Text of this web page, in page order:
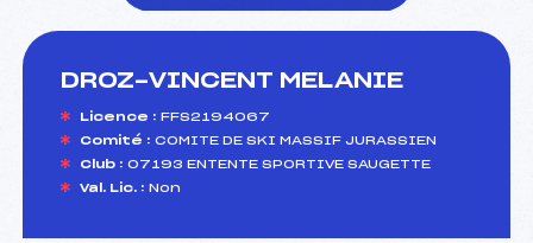
DROZ-VINCENT MELANIE
Licence : FFS2194067
Comité : COMITE DE SKI MASSIF JURASSIEN
Club : 07193 ENTENTE SPORTIVE SAUGETTE
Val. Lic. : Non